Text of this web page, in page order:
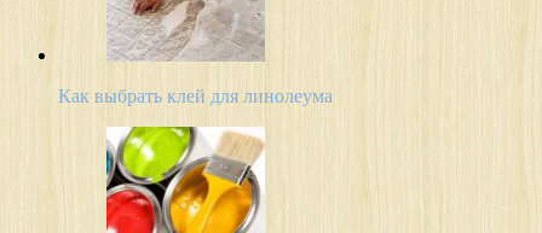
Как выбрать клей для линолеума